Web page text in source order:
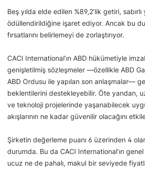
Beş yılda elde edilen %89,2’lik getiri, sabırlı
ödüllendirildiğine işaret ediyor. Ancak bu
fırsatlarını belirlemeyi de zorlaştırıyor.
CACI International’ın ABD hükümetiyle
genişletilmiş sözleşmeler —özellikle ABD
ABD Ordusu ile yapılan son anlaşmalar—
beklentilerini destekleyebilir. Öte yandan,
ve teknoloji projelerinde yaşanabilecek
akışlarının ne kadar güvenilir olacağını
Şirketin değerleme puanı 6 üzerinden 4
durumda. Bu da CACI International’ın
ucuz ne de pahalı, makul bir seviyede